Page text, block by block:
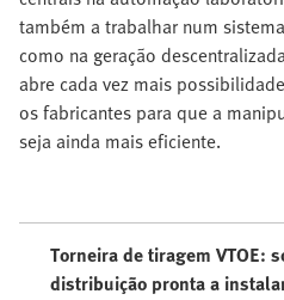
também a trabalhar num
como na geração
abre cada vez mais
os fabricantes para que a
seja ainda mais eficiente.
Torneira de tiragem VTOE:
distribuição pronta a